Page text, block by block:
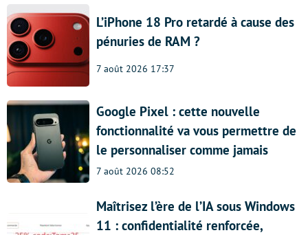
L’iPhone 18 Pro retardé à cause des
pénuries de RAM ?
7 août 2026 17:37
Google Pixel : cette nouvelle
fonctionnalité va vous permettre de
le personnaliser comme jamais
7 août 2026 08:52
Maîtrisez l’ère de l’IA sous Windows
11 : confidentialité renforcée,